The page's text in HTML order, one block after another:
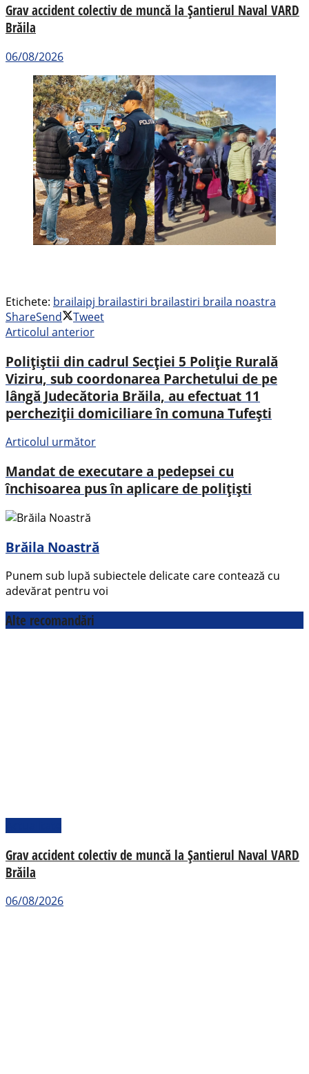
Grav accident colectiv de muncă la Șantierul Naval VARD
Brăila
06/08/2026
Etichete: brailaipj brailastiri brailastiri braila noastra
ShareSend
Tweet
Articolul anterior
Polițiștii din cadrul Secției 5 Poliție Rurală
Viziru, sub coordonarea Parchetului de pe
lângă Judecătoria Brăila, au efectuat 11
percheziții domiciliare în comuna Tufești
Articolul următor
Mandat de executare a pedepsei cu
închisoarea pus în aplicare de polițiști
Brăila Noastră
Punem sub lupă subiectele delicate care contează cu
adevărat pentru voi
Alte recomandări
Grav accident colectiv de muncă la Șantierul Naval VARD
Brăila
06/08/2026